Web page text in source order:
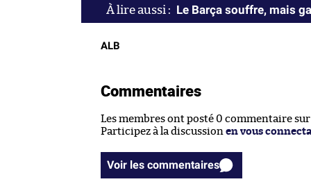
Le Barça souffre, mais
ALB
Commentaires
Les membres ont posté 0 commentaire
Participez à la discussion en vous
Voir les commentaires